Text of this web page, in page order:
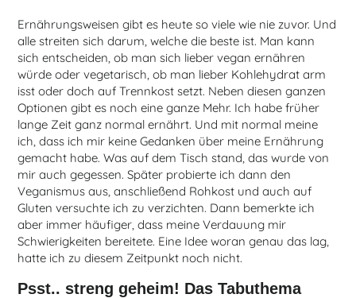
Ernährungsweisen gibt es heute so viele wie nie zuvor. Und
alle streiten sich darum, welche die beste ist. Man kann
sich entscheiden, ob man sich lieber vegan ernähren
würde oder vegetarisch, ob man lieber Kohlehydrat arm
isst oder doch auf Trennkost setzt. Neben diesen ganzen
Optionen gibt es noch eine ganze Mehr. Ich habe früher
lange Zeit ganz normal ernährt. Und mit normal meine
ich, dass ich mir keine Gedanken über meine Ernährung
gemacht habe. Was auf dem Tisch stand, das wurde von
mir auch gegessen. Später probierte ich dann den
Veganismus aus, anschließend Rohkost und auch auf
Gluten versuchte ich zu verzichten. Dann bemerkte ich
aber immer häufiger, dass meine Verdauung mir
Schwierigkeiten bereitete. Eine Idee woran genau das lag,
hatte ich zu diesem Zeitpunkt noch nicht.
Psst.. streng geheim! Das Tabuthema